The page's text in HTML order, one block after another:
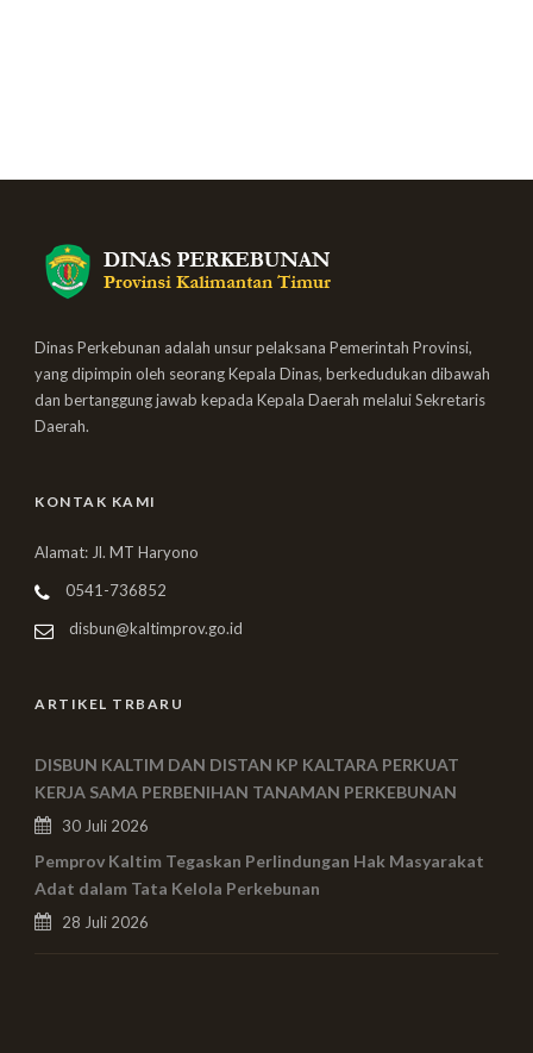
Dinas Perkebunan adalah unsur pelaksana Pemerintah Provinsi,
yang dipimpin oleh seorang Kepala Dinas, berkedudukan dibawah
dan bertanggung jawab kepada Kepala Daerah melalui Sekretaris
Daerah.
KONTAK KAMI
Alamat: Jl. MT Haryono
0541-736852
disbun@kaltimprov.go.id
ARTIKEL TRBARU
DISBUN KALTIM DAN DISTAN KP KALTARA PERKUAT
KERJA SAMA PERBENIHAN TANAMAN PERKEBUNAN
30 Juli 2026
Pemprov Kaltim Tegaskan Perlindungan Hak Masyarakat
Adat dalam Tata Kelola Perkebunan
28 Juli 2026